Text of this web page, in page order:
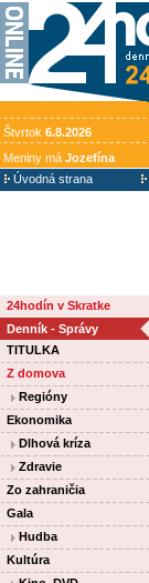
Štvrtok 6.8.2026
Meniny má Jozefína
Úvodná strana
24hodín v Skratke
Denník - Správy
TITULKA
Z domova
Regióny
Ekonomika
Dlhová kríza
Zdravie
Zo zahraničia
Gala
Hudba
Kultúra